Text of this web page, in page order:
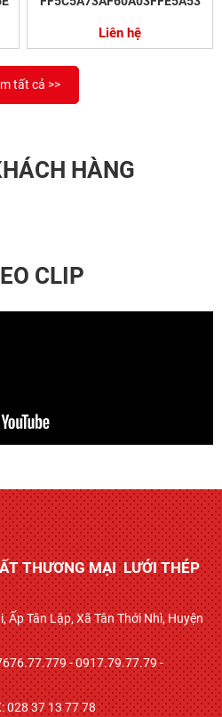
Liên hệ
tất cả >>
HÀNG
CLIP
THƯƠNG MẠI LƯỚI THÉP
Tân Lập, Xã Tân Thới Nhì, Huyện
- 0917.79.77.79 -
028 37 13 77 78